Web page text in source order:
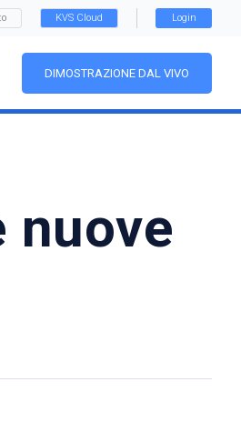
KVS Cloud Login
DIMOSTRAZIONE DAL VIVO
nuove